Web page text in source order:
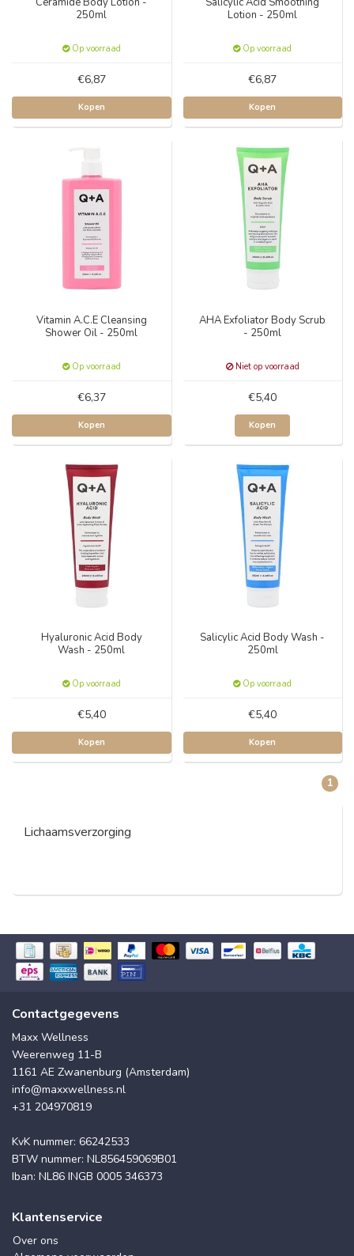
250ml
Op voorraad
€6,87
Kopen
Lotion - 250ml
Op voorraad
€6,87
Kopen
Vitamin A.C.E Cleansing
Shower Oil - 250ml
Op voorraad
€6,37
Kopen
AHA Exfoliator Body Scrub
- 250ml
Niet op voorraad
€5,40
Kopen
Hyaluronic Acid Body
Wash - 250ml
Op voorraad
€5,40
Kopen
Salicylic Acid Body Wash -
250ml
Op voorraad
€5,40
Kopen
1
Lichaamsverzorging
Contactgegevens
Maxx Wellness
Weerenweg 11-B
1161 AE Zwanenburg (Amsterdam)
info@maxxwellness.nl
+31 204970819
KvK nummer: 66242533
BTW nummer: NL856459069B01
Iban: NL86 INGB 0005 346373
Klantenservice
Over ons